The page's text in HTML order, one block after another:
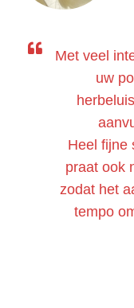
Met veel
uw
Heel fijne
praat ook
zodat het
tempo